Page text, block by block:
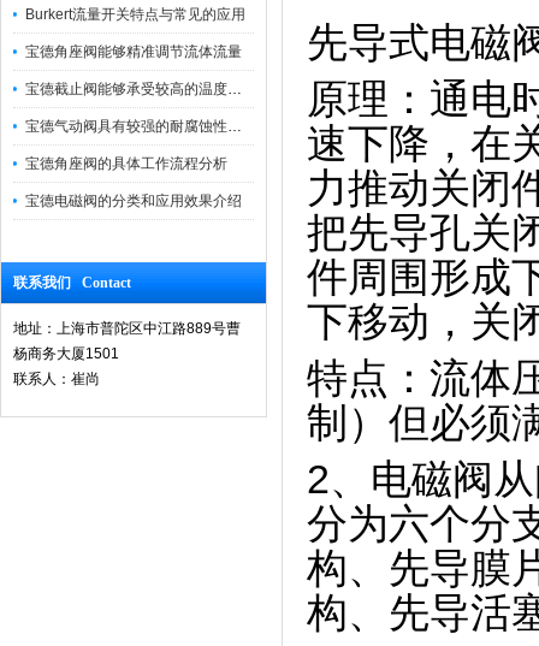
Burkert流量开关特点与常见的应用
宝德角座阀能够精准调节流体流量
宝德截止阀能够承受较高的温度和压力
宝德气动阀具有较强的耐腐蚀性和抗震性
宝德角座阀的具体工作流程分析
宝德电磁阀的分类和应用效果介绍
联系我们 Contact
地址：上海市普陀区中江路889号曹
杨商务大厦1501
联系人：崔尚
先导式电磁
原理：通电
速下降，在
力推动关闭
把先导孔关
件周围形成
下移动，关
特点：流体
制）但必须
2、电磁阀
分为六个分
构、先导膜
构、先导活